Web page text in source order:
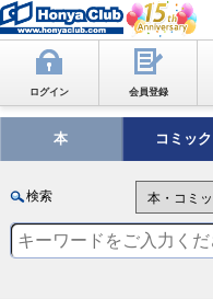
ログイン 会員登録
本 コミック
検索